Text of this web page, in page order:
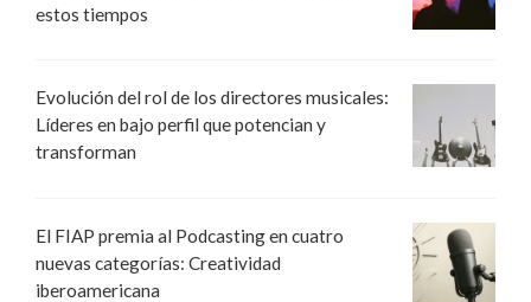
estos tiempos
Evolución del rol de los directores musicales:
Líderes en bajo perfil que potencian y
transforman
El FIAP premia al Podcasting en cuatro
nuevas categorías: Creatividad
iberoamericana